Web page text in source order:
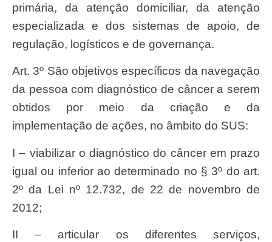
primária, da atenção domiciliar, da atenção
especializada e dos sistemas de apoio, de
regulação, logísticos e de governança.
Art. 3º São objetivos específicos da navegação
da pessoa com diagnóstico de câncer a serem
obtidos por meio da criação e da
implementação de ações, no âmbito do SUS:
I – viabilizar o diagnóstico do câncer em prazo
igual ou inferior ao determinado no § 3º do art.
2º da Lei nº 12.732, de 22 de novembro de
2012;
II – articular os diferentes serviços,